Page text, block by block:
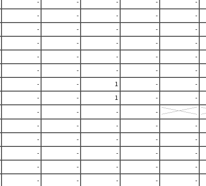
- - - -
-
- - - -
-
- - - -
-
- - - -
-
- - - -
-
- - 1 -
-
- - 1 -
-
- - -
-
- - - -
-
- - - -
-
- - - -
-
- - - -
-
- - - -
-